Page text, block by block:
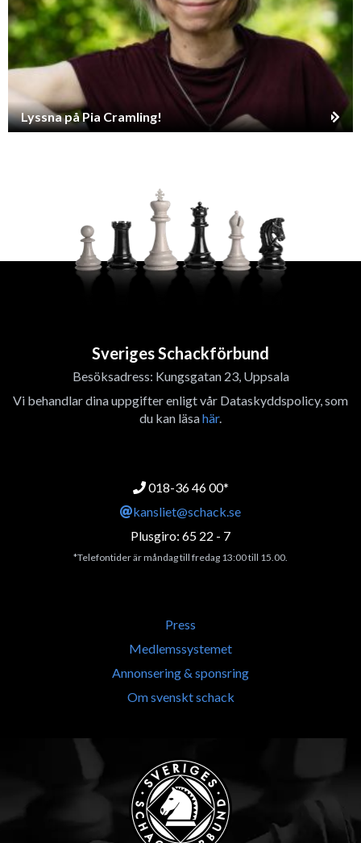
Lyssna på Pia Cramling!
Sveriges Schackförbund
Besöksadress: Kungsgatan 23, Uppsala
Vi behandlar dina uppgifter enligt vår Dataskyddspolicy, som
du kan läsahär.
018-36 46 00*
kansliet@schack.se
Plusgiro: 65 22 - 7
*Telefontider är måndag till fredag 13:00 till 15.00.
Press
Medlemssystemet
Annonsering & sponsring
Om svenskt schack